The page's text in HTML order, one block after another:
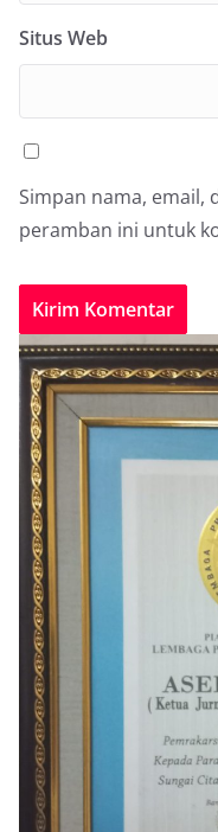
Situs Web
Simpan nama, email,
peramban ini untuk